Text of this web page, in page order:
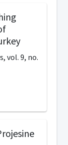
vol. 9, no.